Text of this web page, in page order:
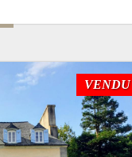
VENDU